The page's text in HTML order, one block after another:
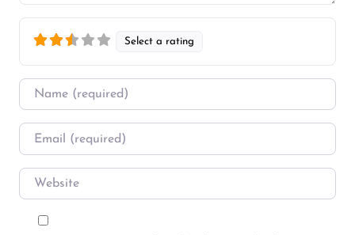
Select a rating
Name
Email
Website